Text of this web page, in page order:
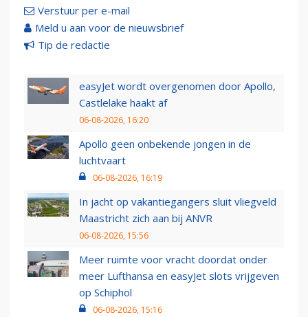
Verstuur per e-mail
Meld u aan voor de nieuwsbrief
Tip de redactie
easyJet wordt overgenomen door Apollo,
Castlelake haakt af
06-08-2026, 16:20
Apollo geen onbekende jongen in de
luchtvaart
06-08-2026, 16:19
In jacht op vakantiegangers sluit vliegveld
Maastricht zich aan bij ANVR
06-08-2026, 15:56
Meer ruimte voor vracht doordat onder
meer Lufthansa en easyJet slots vrijgeven
op Schiphol
06-08-2026, 15:16